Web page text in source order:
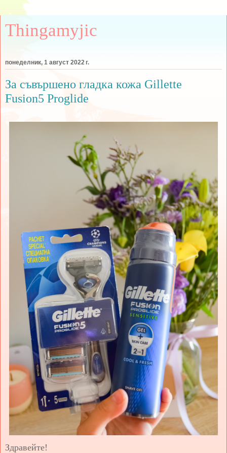
Thingamyjic
понеделник, 1 август 2022 г.
За съвършено гладка кожа Gillette
Fusion5 Proglide
Здравейте!